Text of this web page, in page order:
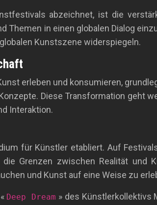
abzeichnet, ist die
Themen in einen globalen Dialog
Kunstszene widerspiegeln.
erleben und konsumieren,
Diese Transformation geht
Interaktion.
für Künstler etabliert. Auf
Grenzen zwischen Realität
und Kunst auf eine Weise zu
Deep Dream » des Künstlerkollektivs